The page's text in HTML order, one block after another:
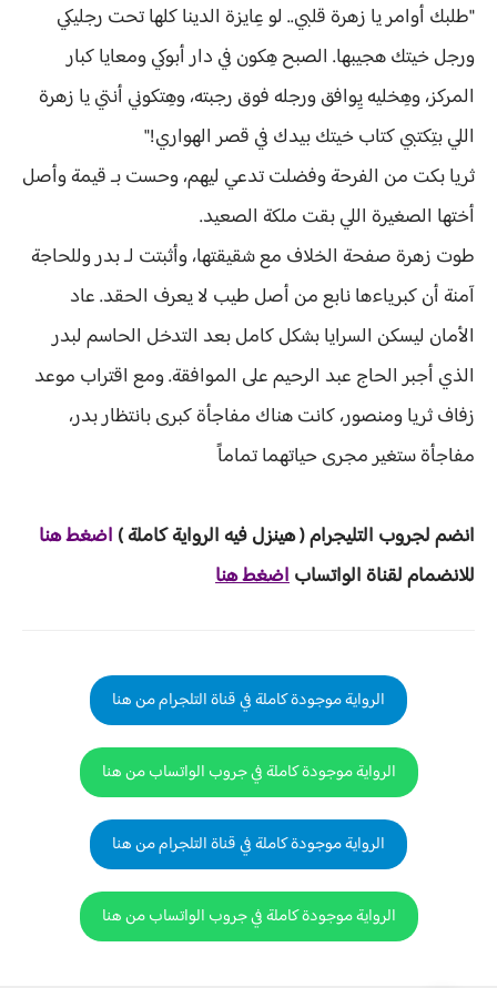
"طلبك أوامر يا زهرة قلبي.. لو عِايزة الدينا كلها تحت رجليكي
ورجل خيتك هجيبها. الصبح هِكون في دار أبوكي ومعايا كبار
المركز، وهِخليه يِوافق ورجله فوق رجبته، وهِتكوني أنتي يا زهرة
اللي بتِكتبي كتاب خيتك بيدك في قصر الهواري!"
ثريا بكت من الفرحة وفضلت تدعي ليهم، وحست بـ قيمة وأصل
أختها الصغيرة اللي بقت ملكة الصعيد.
طوت زهرة صفحة الخلاف مع شقيقتها، وأثبتت لـ بدر وللحاجة
آمنة أن كبرياءها نابع من أصل طيب لا يعرف الحقد. عاد
الأمان ليسكن السرايا بشكل كامل بعد التدخل الحاسم لبدر
الذي أجبر الحاج عبد الرحيم على الموافقة. ومع اقتراب موعد
زفاف ثريا ومنصور، كانت هناك مفاجأة كبرى بانتظار بدر،
مفاجأة ستغير مجرى حياتهما تماماً
انضم لجروب التليجرام ( هينزل فيه الرواية كاملة ) اضغط هنا
للانضمام لقناة الواتساباضغط هنا
الرواية موجودة كاملة في قناة التلجرام من هنا
الرواية موجودة كاملة في جروب الواتساب من هنا
الرواية موجودة كاملة في قناة التلجرام من هنا
الرواية موجودة كاملة في جروب الواتساب من هنا